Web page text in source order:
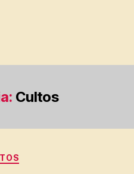
Cultos
Categorias